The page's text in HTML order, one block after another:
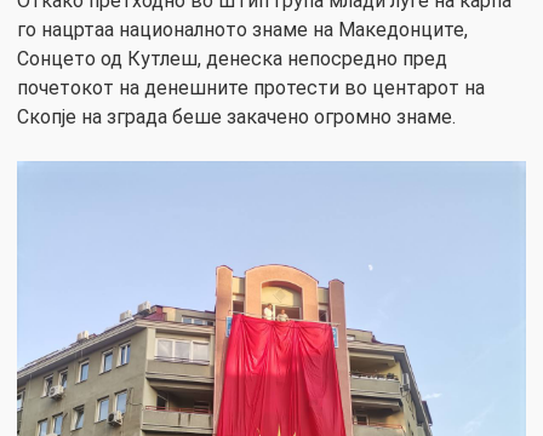
го нацртаа националното знаме на Македонците,
Сонцето од Кутлеш, денеска непосредно пред
почетокот на денешните протести во центарот на
Скопје на зграда беше закачено огромно знаме.